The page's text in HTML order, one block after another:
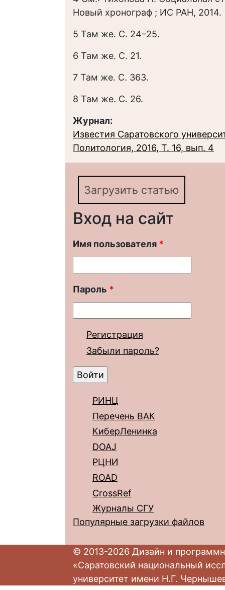
Новый хронограф ; ИС РАН, 2014.
5 Там же. С. 24–25.
6 Там же. С. 21.
7 Там же. С. 363.
8 Там же. С. 26.
Журнал:
Известия Саратовского
Политология, 2016, Т. 16, вып. 4
Загрузить статью
Вход на сайт
Имя пользователя *
Пароль *
Регистрация
Забыли пароль?
РИНЦ
Перечень ВАК
КиберЛенинка
DOAJ
РЦНИ
ROAD
CrossRef
Журналы СГУ
Популярные загрузки файлов
© 2013-2026 Дизайн и
«Саратовский национальный
университет имени Н.Г.